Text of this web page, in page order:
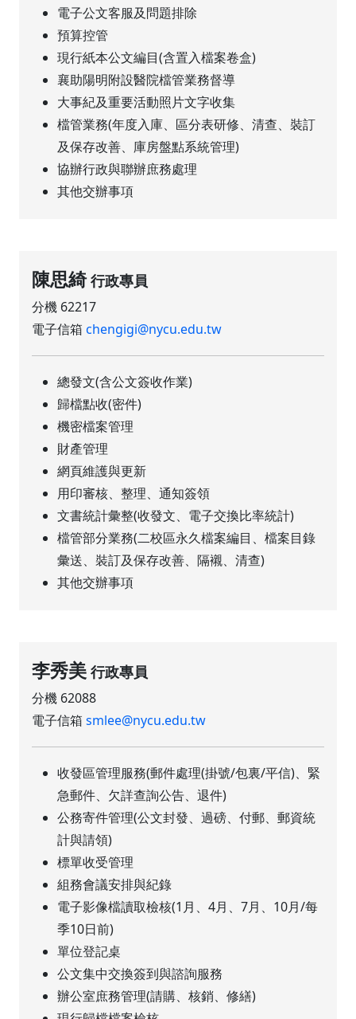
電子公文客服及問題排除
預算控管
現行紙本公文編目(含置入檔案卷盒)
襄助陽明附設醫院檔管業務督導
大事紀及重要活動照片文字收集
檔管業務(年度入庫、區分表研修、清查、裝訂
及保存改善、庫房盤點系統管理)
協辦行政與聯辦庶務處理
其他交辦事項
陳思綺行政專員
分機 62217
電子信箱chengigi@nycu.edu.tw
總發文(含公文簽收作業)
歸檔點收(密件)
機密檔案管理
財產管理
網頁維護與更新
用印審核、整理、通知簽領
文書統計彙整(收發文、電子交換比率統計)
檔管部分業務(二校區永久檔案編目、檔案目錄
彙送、裝訂及保存改善、隔襯、清查)
其他交辦事項
李秀美 行政專員
分機 62088
電子信箱smlee@nycu.edu.tw
收發區管理服務(郵件處理(掛號/包裏/平信)、緊
急郵件、欠詳查詢公告、退件)
公務寄件管理(公文封發、過磅、付郵、郵資統
計與請領)
標單收受管理
組務會議安排與紀錄
電子影像檔讀取檢核(1月、4月、7月、10月/每
季10日前)
單位登記桌
公文集中交換簽到與諮詢服務
辦公室庶務管理(請購、核銷、修繕)